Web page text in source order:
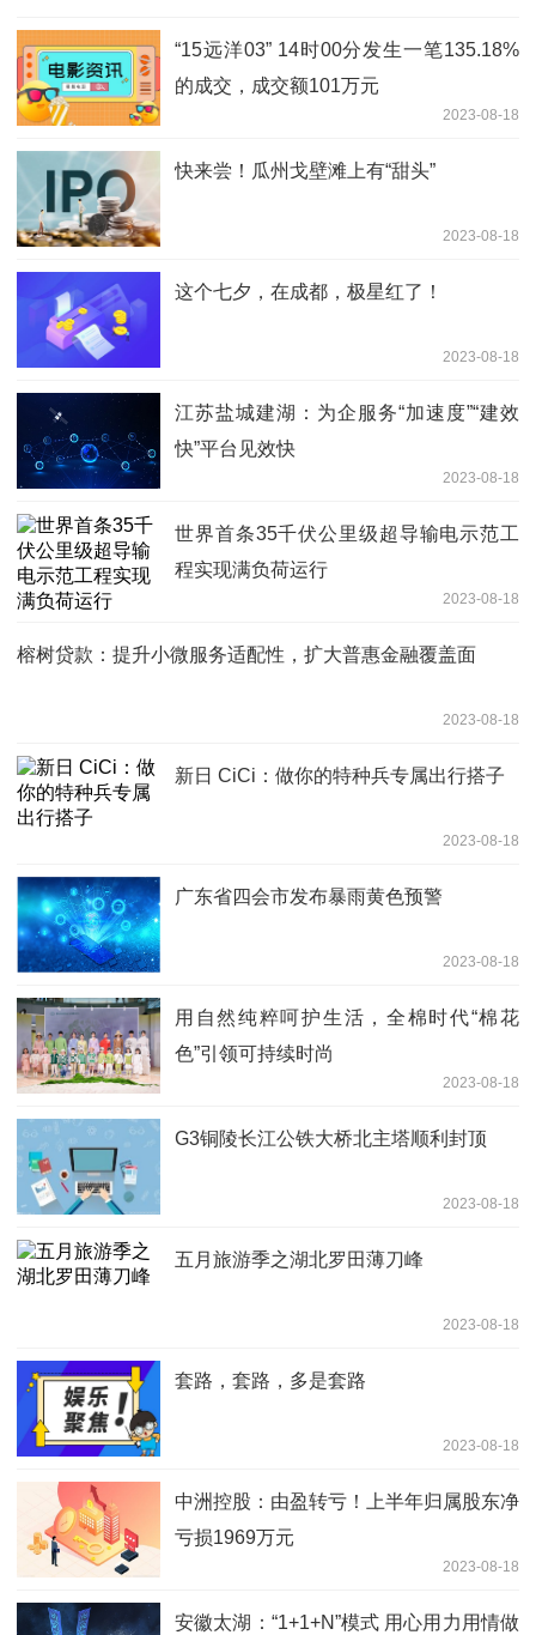
“15远洋03” 14时00分发生一笔135.18%
的成交，成交额101万元
2023-08-18
快来尝！瓜州戈壁滩上有“甜头”
2023-08-18
这个七夕，在成都，极星红了！
2023-08-18
江苏盐城建湖：为企服务“加速度”“建效
快”平台见效快
2023-08-18
世界首条35千伏公里级超导输电示范工
程实现满负荷运行
2023-08-18
榕树贷款：提升小微服务适配性，扩大普惠金融覆盖面
2023-08-18
新日 CiCi：做你的特种兵专属出行搭子
2023-08-18
广东省四会市发布暴雨黄色预警
2023-08-18
用自然纯粹呵护生活，全棉时代“棉花
色”引领可持续时尚
2023-08-18
G3铜陵长江公铁大桥北主塔顺利封顶
2023-08-18
五月旅游季之湖北罗田薄刀峰
2023-08-18
套路，套路，多是套路
2023-08-18
中洲控股：由盈转亏！上半年归属股东净
亏损1969万元
2023-08-18
安徽太湖：“1+1+N”模式 用心用力用情做